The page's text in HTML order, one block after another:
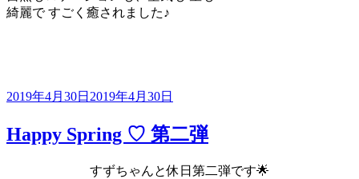
綺麗で すごく癒されました♪
投
日:
2019年4月30日 2019年4月30日
Happy Spring ♡ 第二弾
すずちゃんと休日第二弾です🌟